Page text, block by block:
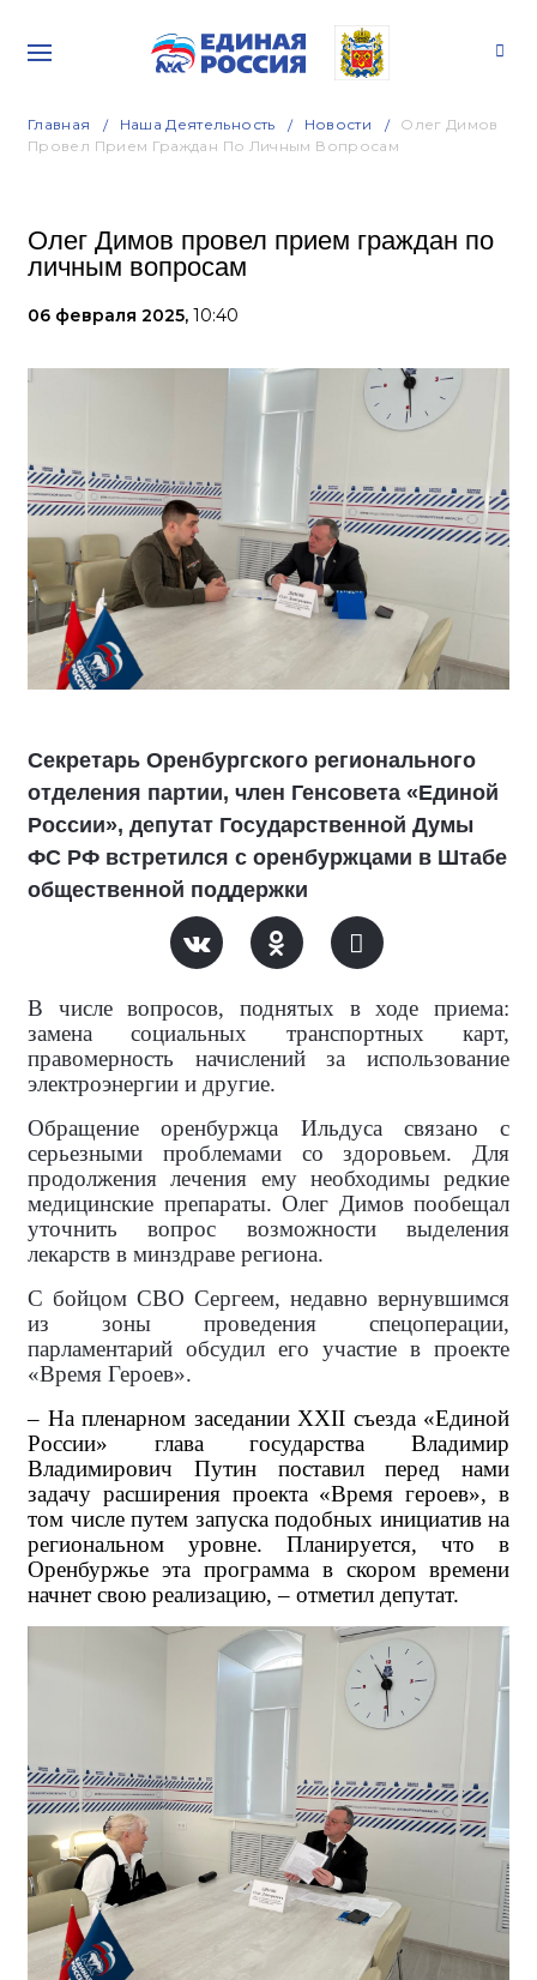
Главная Наша Деятельность Новости
Олег Димов
Провел Прием Граждан По Личным Вопросам
Олег Димов провел прием граждан по
личным вопросам
06 февраля 2025, 10:40
Секретарь Оренбургского регионального
отделения партии, член Генсовета «Единой
России», депутат Государственной Думы
ФС РФ встретился с оренбуржцами в Штабе
общественной поддержки
В числе вопросов, поднятых в ходе приема:
замена социальных транспортных карт,
правомерность начислений за использование
электроэнергии и другие.
Обращение оренбуржца Ильдуса связано с
серьезными проблемами со здоровьем. Для
продолжения лечения ему необходимы редкие
медицинские препараты. Олег Димов пообещал
уточнить вопрос возможности выделения
лекарств в минздраве региона.
С бойцом СВО Сергеем, недавно вернувшимся
из зоны проведения спецоперации,
парламентарий обсудил его участие в проекте
«Время Героев».
– На пленарном заседании XXII съезда «Единой
России» глава государства Владимир
Владимирович Путин поставил перед нами
задачу расширения проекта «Время героев», в
том числе путем запуска подобных инициатив на
региональном уровне. Планируется, что в
Оренбуржье эта программа в скором времени
начнет свою реализацию, – отметил депутат.